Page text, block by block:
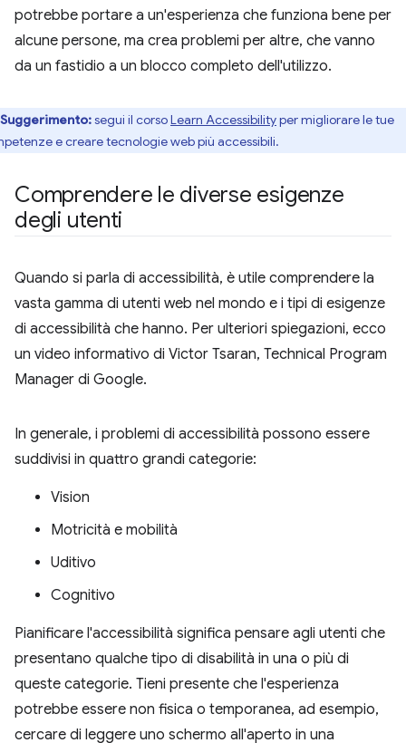
potrebbe portare a un'esperienza che funziona bene per
alcune persone, ma crea problemi per altre, che vanno
da un fastidio a un blocco completo dell'utilizzo.
Suggerimento:segui il corsoLearn Accessibilityper migliorare le tue
e creare tecnologie web più accessibili.
Comprendere le diverse esigenze
degli utenti
Quando si parla di accessibilità, è utile comprendere la
vasta gamma di utenti web nel mondo e i tipi di esigenze
di accessibilità che hanno. Per ulteriori spiegazioni, ecco
un video informativo di Victor Tsaran, Technical Program
Manager di Google.
In generale, i problemi di accessibilità possono essere
suddivisi in quattro grandi categorie:
Vision
Motricità e mobilità
Uditivo
Cognitivo
Pianificare l'accessibilità significa pensare agli utenti che
presentano qualche tipo di disabilità in una o più di
queste categorie. Tieni presente che l'esperienza
potrebbe essere non fisica o temporanea, ad esempio,
cercare di leggere uno schermo all'aperto in una